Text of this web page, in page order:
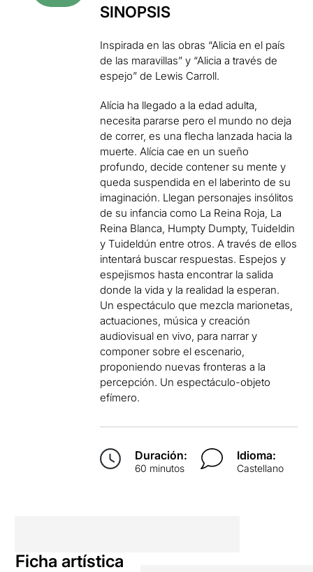
SINOPSIS
Inspirada en las obras “Alicia en el país
de las maravillas” y “Alicia a través de
espejo” de Lewis Carroll.
Alícia ha llegado a la edad adulta,
necesita pararse pero el mundo no deja
de correr, es una flecha lanzada hacia la
muerte. Alícia cae en un sueño
profundo, decide contener su mente y
queda suspendida en el laberinto de su
imaginación. Llegan personajes insólitos
de su infancia como La Reina Roja, La
Reina Blanca, Humpty Dumpty, Tuideldin
y Tuideldún entre otros. A través de ellos
intentará buscar respuestas. Espejos y
espejismos hasta encontrar la salida
donde la vida y la realidad la esperan.
Un espectáculo que mezcla marionetas,
actuaciones, música y creación
audiovisual en vivo, para narrar y
componer sobre el escenario,
proponiendo nuevas fronteras a la
percepción. Un espectáculo-objeto
efímero.
Duración:
60 minutos
Idioma:
Castellano
Ficha artística